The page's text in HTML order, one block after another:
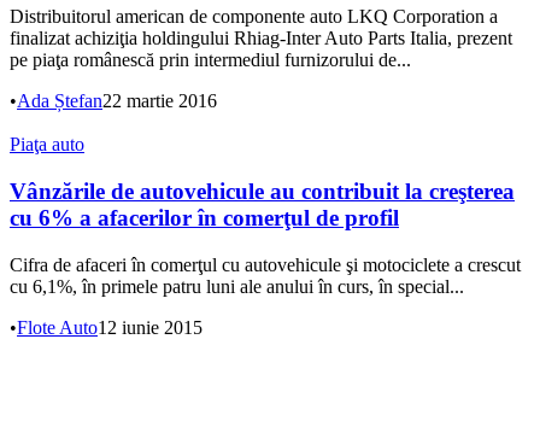
Distribuitorul american de componente auto LKQ Corporation a
finalizat achiziţia holdingului Rhiag-Inter Auto Parts Italia, prezent
pe piaţa românescă prin intermediul furnizorului de...
•Ada Ștefan22 martie 2016
Piaţa auto
Vânzările de autovehicule au contribuit la creşterea
cu 6% a afacerilor în comerţul de profil
Cifra de afaceri în comerţul cu autovehicule şi motociclete a crescut
cu 6,1%, în primele patru luni ale anului în curs, în special...
•Flote Auto12 iunie 2015